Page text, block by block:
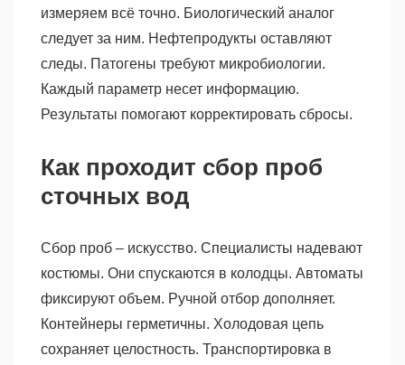
измеряем всё точно. Биологический аналог
следует за ним. Нефтепродукты оставляют
следы. Патогены требуют микробиологии.
Каждый параметр несет информацию.
Результаты помогают корректировать сбросы.
Как проходит сбор проб
сточных вод
Сбор проб – искусство. Специалисты надевают
костюмы. Они спускаются в колодцы. Автоматы
фиксируют объем. Ручной отбор дополняет.
Контейнеры герметичны. Холодовая цепь
сохраняет целостность. Транспортировка в